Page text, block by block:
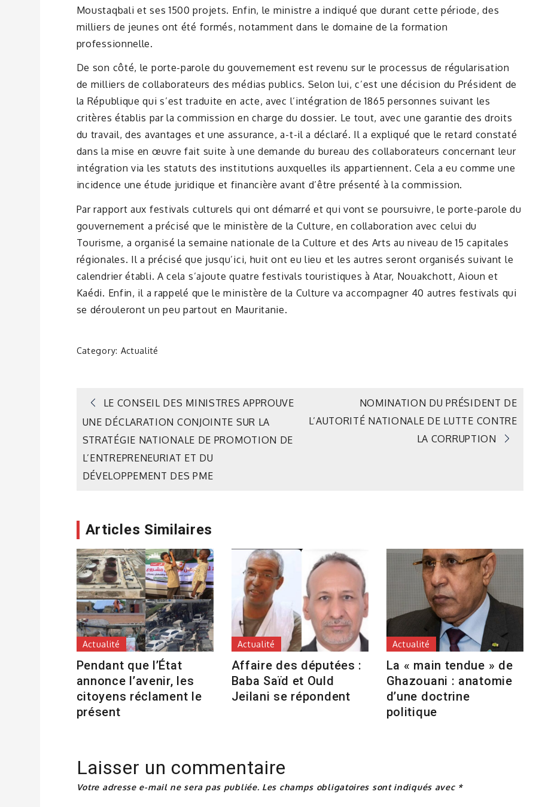
Moustaqbali et ses 1500 projets. Enfin, le ministre a indiqué que durant cette période, des
milliers de jeunes ont été formés, notamment dans le domaine de la formation
professionnelle.
De son côté, le porte-parole du gouvernement est revenu sur le processus de régularisation
de milliers de collaborateurs des médias publics. Selon lui, c’est une décision du Président de
la République qui s’est traduite en acte, avec l’intégration de 1865 personnes suivant les
critères établis par la commission en charge du dossier. Le tout, avec une garantie des droits
du travail, des avantages et une assurance, a-t-il a déclaré. Il a expliqué que le retard constaté
dans la mise en œuvre fait suite à une demande du bureau des collaborateurs concernant leur
intégration via les statuts des institutions auxquelles ils appartiennent. Cela a eu comme une
incidence une étude juridique et financière avant d’être présenté à la commission.
Par rapport aux festivals culturels qui ont démarré et qui vont se poursuivre, le porte-parole du
gouvernement a précisé que le ministère de la Culture, en collaboration avec celui du
Tourisme, a organisé la semaine nationale de la Culture et des Arts au niveau de 15 capitales
régionales. Il a précisé que jusqu’ici, huit ont eu lieu et les autres seront organisés suivant le
calendrier établi. A cela s’ajoute quatre festivals touristiques à Atar, Nouakchott, Aioun et
Kaédi. Enfin, il a rappelé que le ministère de la Culture va accompagner 40 autres festivals qui
se dérouleront un peu partout en Mauritanie.
Category: Actualité
Navigation
de
l’article
LE CONSEIL DES MINISTRES APPROUVE
UNE DÉCLARATION CONJOINTE SUR LA
STRATÉGIE NATIONALE DE PROMOTION DE
L’ENTREPRENEURIAT ET DU
DÉVELOPPEMENT DES PME
NOMINATION DU PRÉSIDENT DE
L’AUTORITÉ NATIONALE DE LUTTE CONTRE
LA CORRUPTION
Articles Similaires
Actualité
Pendant que l’État
annonce l’avenir, les
citoyens réclament le
présent
Actualité
Affaire des députées :
Baba Saïd et Ould
Jeilani se répondent
Actualité
La « main tendue » de
Ghazouani : anatomie
d’une doctrine
politique
Laisser un commentaire
Votre adresse e-mail ne sera pas publiée. Les champs obligatoires sont indiqués avec *